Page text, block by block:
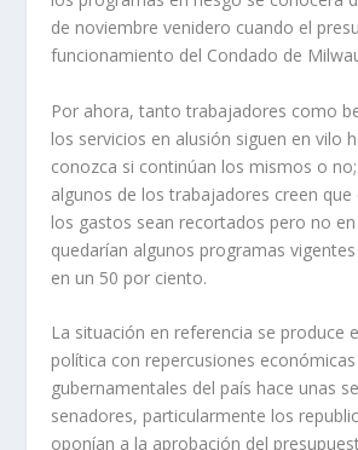
de noviembre venidero cuando el
funcionamiento del Condado de
Por ahora, tanto trabajadores como
los servicios en alusión siguen en vilo
conozca si continúan los mismos o
algunos de los trabajadores creen que
los gastos sean recortados pero no
quedarían algunos programas
en un 50 por ciento.
La situación en referencia se produce
política con repercusiones
gubernamentales del país hace unas
senadores, particularmente los
oponían a la aprobación del